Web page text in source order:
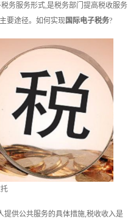
务服务形式,是税务部门提高税收服务
要途径。如何实现国际电子税务‍?
提供公共服务的具体措施,税收收入是